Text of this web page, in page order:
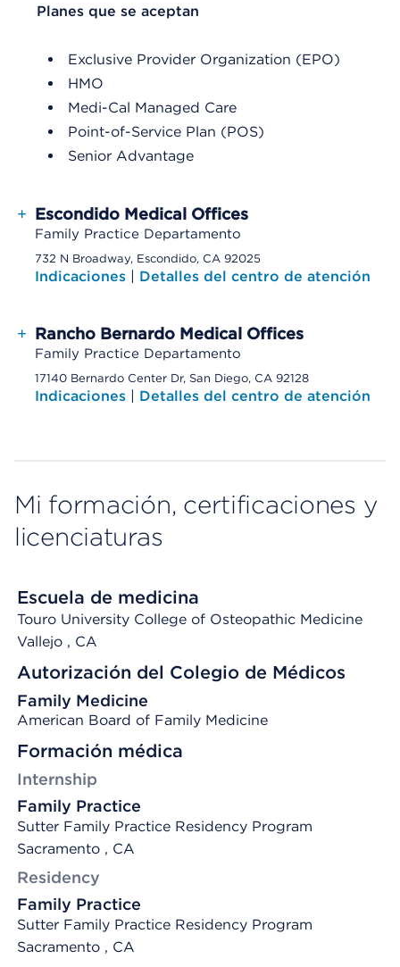
List Header Planes que se aceptan
Planes que se aceptan
Exclusive Provider Organization (EPO)
HMO
Medi-Cal Managed Care
Point-of-Service Plan (POS)
Senior Advantage
+ Escondido Medical Offices
Family Practice Departamento
732 N Broadway, Escondido, CA 92025
Indicaciones | Detalles del centro de atención
+ Rancho Bernardo Medical Offices
Family Practice Departamento
17140 Bernardo Center Dr, San Diego, CA 92128
Indicaciones | Detalles del centro de atención
Mi formación, certificaciones y
licenciaturas
Escuela de medicina
Touro University College of Osteopathic Medicine
Vallejo , CA
Autorización del Colegio de Médicos
Family Medicine
American Board of Family Medicine
Formación médica
Internship
Family Practice
Sutter Family Practice Residency Program
Sacramento , CA
Residency
Family Practice
Sutter Family Practice Residency Program
Sacramento , CA